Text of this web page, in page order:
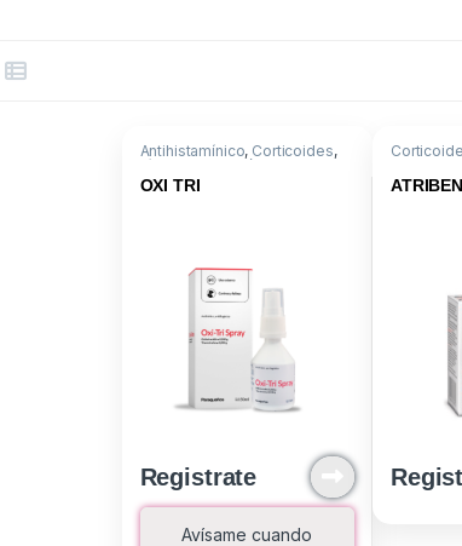
Antihistamínico, Corticoides,
Línea Dermatológica
Triamcinolona
Triamcinolona/Clorferinamina
OXI TRI
Registrate
Avísame cuando